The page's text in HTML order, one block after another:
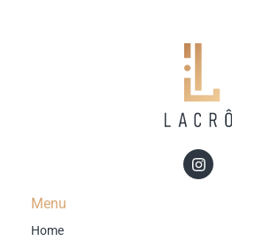
Menu
Home